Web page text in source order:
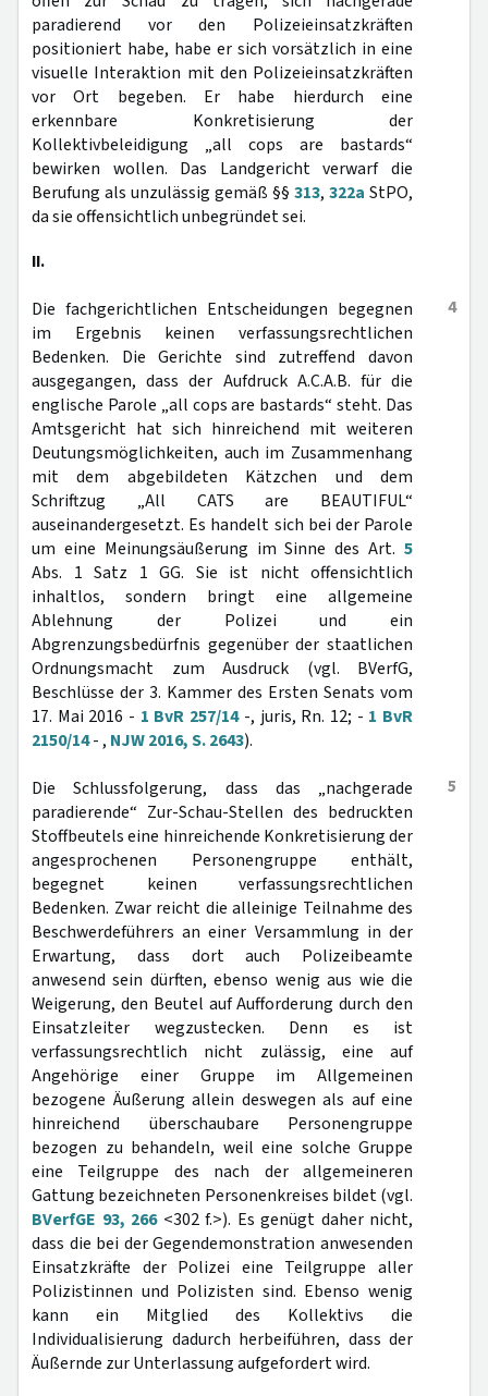
paradierend vor den Polizeieinsatzkräften
positioniert habe, habe er sich vorsätzlich in eine
visuelle Interaktion mit den Polizeieinsatzkräften
vor Ort begeben. Er habe hierdurch eine
erkennbare Konkretisierung der
Kollektivbeleidigung „all cops are bastards“
bewirken wollen. Das Landgericht verwarf die
Berufung als unzulässig gemäß §§ 313, 322a StPO,
da sie offensichtlich unbegründet sei.
II.
4
Die fachgerichtlichen Entscheidungen begegnen
im Ergebnis keinen verfassungsrechtlichen
Bedenken. Die Gerichte sind zutreffend davon
ausgegangen, dass der Aufdruck A.C.A.B. für die
englische Parole „all cops are bastards“ steht. Das
Amtsgericht hat sich hinreichend mit weiteren
Deutungsmöglichkeiten, auch im Zusammenhang
mit dem abgebildeten Kätzchen und dem
Schriftzug „All CATS are BEAUTIFUL“
auseinandergesetzt. Es handelt sich bei der Parole
um eine Meinungsäußerung im Sinne des Art. 5
Abs. 1 Satz 1 GG. Sie ist nicht offensichtlich
inhaltlos, sondern bringt eine allgemeine
Ablehnung der Polizei und ein
Abgrenzungsbedürfnis gegenüber der staatlichen
Ordnungsmacht zum Ausdruck (vgl. BVerfG,
Beschlüsse der 3. Kammer des Ersten Senats vom
17. Mai 2016 - 1 BvR 257/14-, juris, Rn. 12; - 1 BvR
2150/14- , NJW 2016, S. 2643).
5
Die Schlussfolgerung, dass das „nachgerade
paradierende“ Zur-Schau-Stellen des bedruckten
Stoffbeutels eine hinreichende Konkretisierung der
angesprochenen Personengruppe enthält,
begegnet keinen verfassungsrechtlichen
Bedenken. Zwar reicht die alleinige Teilnahme des
Beschwerdeführers an einer Versammlung in der
Erwartung, dass dort auch Polizeibeamte
anwesend sein dürften, ebenso wenig aus wie die
Weigerung, den Beutel auf Aufforderung durch den
Einsatzleiter wegzustecken. Denn es ist
verfassungsrechtlich nicht zulässig, eine auf
Angehörige einer Gruppe im Allgemeinen
bezogene Äußerung allein deswegen als auf eine
hinreichend überschaubare Personengruppe
bezogen zu behandeln, weil eine solche Gruppe
eine Teilgruppe des nach der allgemeineren
Gattung bezeichneten Personenkreises bildet (vgl.
BVerfGE 93, 266<302 f.>). Es genügt daher nicht,
dass die bei der Gegendemonstration anwesenden
Einsatzkräfte der Polizei eine Teilgruppe aller
Polizistinnen und Polizisten sind. Ebenso wenig
kann ein Mitglied des Kollektivs die
Individualisierung dadurch herbeiführen, dass der
Äußernde zur Unterlassung aufgefordert wird.